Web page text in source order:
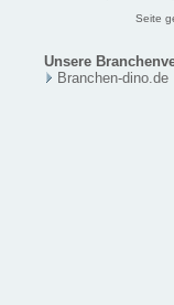
Seite
Unsere
Branchen-dino.de